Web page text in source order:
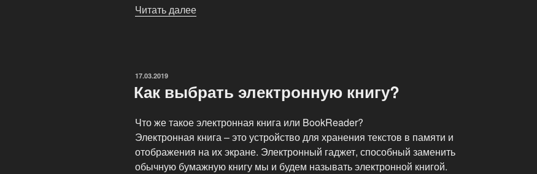
Читать далее
ОПУБЛИКОВАНО
17.03.2019
Как выбрать электронную книгу?
Что же такое электронная книга или BookReader?
Электронная книга – это устройство для хранения текстов в памяти и
отображения на их экране. Электронный гаджет, способный заменить
обычную бумажную книгу мы и будем называть электронной книгой.